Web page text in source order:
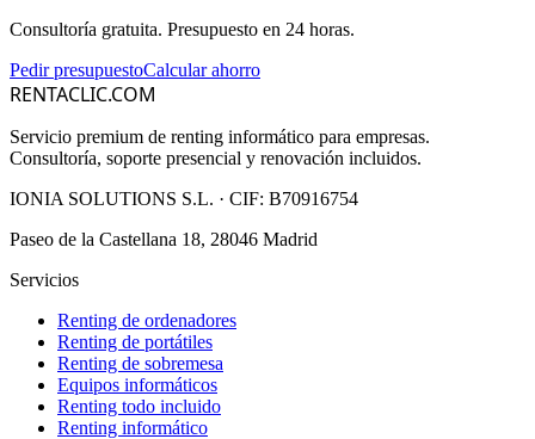
Consultoría gratuita. Presupuesto en 24 horas.
Pedir presupuestoCalcular ahorro
RENTACLIC.COM
Servicio premium de renting informático para empresas.
Consultoría, soporte presencial y renovación incluidos.
IONIA SOLUTIONS S.L. · CIF: B70916754
Paseo de la Castellana 18, 28046 Madrid
Servicios
Renting de ordenadores
Renting de portátiles
Renting de sobremesa
Equipos informáticos
Renting todo incluido
Renting informático